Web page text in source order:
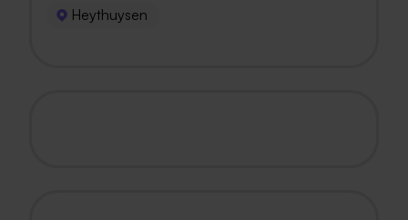
Heythuysen